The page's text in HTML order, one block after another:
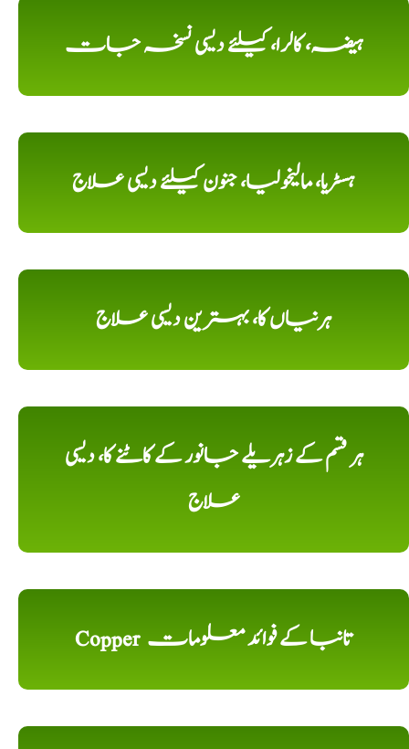
ہیضہ، کالرا، کیلئے دیسی نسخہ جات
ہسٹریا، مالیخولیا، جنون کیلئے دیسی علاج
ہرنیاں کا، بہترین دیسی علاج
ہر قسم کے زہریلے جانور کے کاٹنے کا، دیسی
علاج
Copper تانبا کے فوائد معلومات